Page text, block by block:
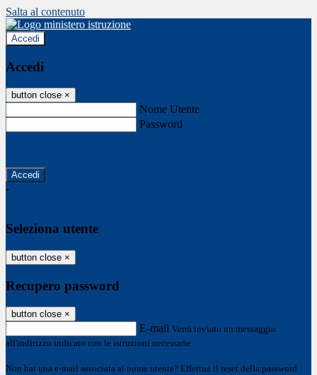
Salta al contenuto
Accedi
Accedi
button close ×
Nome Utente
Password
-
Seleziona utente
button close ×
Recupero password
button close ×
E-mail Verrà inviato un messaggio
all'indirizzo indicato con le istruzioni necessarie.
Non hai una e-mail associata al nome utente? Effettua il reset della password